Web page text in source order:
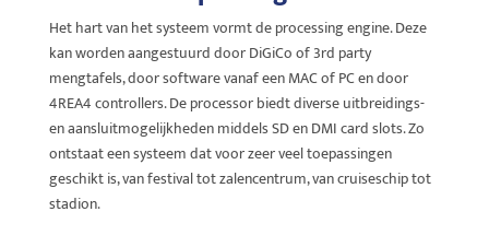
Het hart van het systeem vormt de processing engine. Deze
kan worden aangestuurd door DiGiCo of 3rd party
mengtafels, door software vanaf een MAC of PC en door
4REA4 controllers. De processor biedt diverse uitbreidings-
en aansluitmogelijkheden middels SD en DMI card slots. Zo
ontstaat een systeem dat voor zeer veel toepassingen
geschikt is, van festival tot zalencentrum, van cruiseschip tot
stadion.